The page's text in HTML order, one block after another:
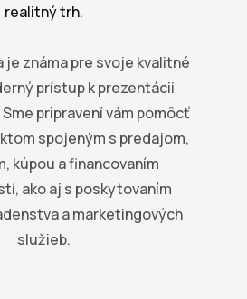
realitný trh.
je známa pre svoje kvalitné
prístup k prezentácii
pripravení vám pomôcť
spojeným s predajom,
kúpou a financovaním
ako aj s poskytovaním
a marketingových
služieb.